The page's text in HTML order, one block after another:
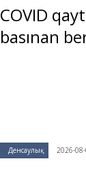
COVID
basınan
Денсаулық 2026-